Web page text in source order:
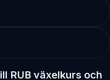
RUB växelkurs och